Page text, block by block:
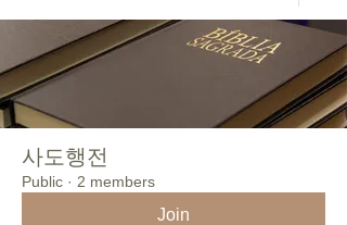
사도행전
Public · 2 members
Join